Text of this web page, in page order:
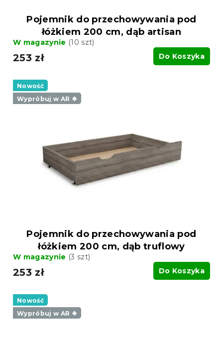
Pojemnik do przechowywania pod
łóżkiem 200 cm, dąb artisan
W magazynie (10 szt)
253 zł Do Koszyka
Nowość
Wypróbuj w AR ❖
Pojemnik do przechowywania pod
łóżkiem 200 cm, dąb truflowy
W magazynie (3 szt)
253 zł Do Koszyka
Nowość
Wypróbuj w AR ❖